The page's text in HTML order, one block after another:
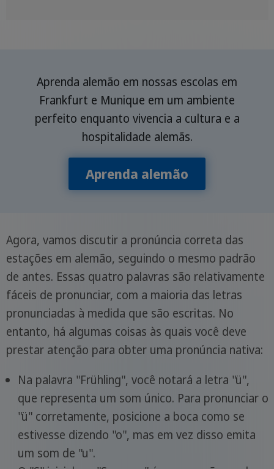
Aprenda alemão em nossas escolas em
Frankfurt e Munique em um ambiente
perfeito enquanto vivencia a cultura e a
hospitalidade alemãs.
Aprenda alemão
Agora, vamos discutir a pronúncia correta das
estações em alemão, seguindo o mesmo padrão
de antes. Essas quatro palavras são relativamente
fáceis de pronunciar, com a maioria das letras
pronunciadas à medida que são escritas. No
entanto, há algumas coisas às quais você deve
prestar atenção para obter uma pronúncia nativa:
Na palavra "Frühling", você notará a letra "ü",
que representa um som único. Para pronunciar o
"ü" corretamente, posicione a boca como se
estivesse dizendo "o", mas em vez disso emita
um som de "u".